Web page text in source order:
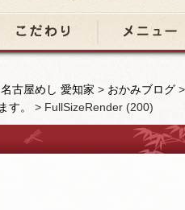
古屋めし 愛知家 > おかみブログ >
す。
> FullSizeRender (200)